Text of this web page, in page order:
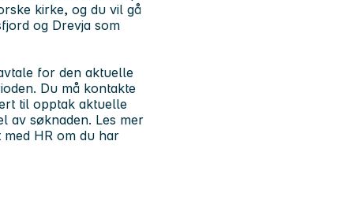
kirke, og du vil gå
og Drevja som
for den aktuelle
Du må kontakte
til opptak aktuelle
av søknaden. Les mer
HR om du har